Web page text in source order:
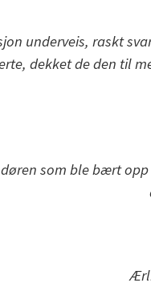
underveis, raskt
dekket de den til
som ble bært